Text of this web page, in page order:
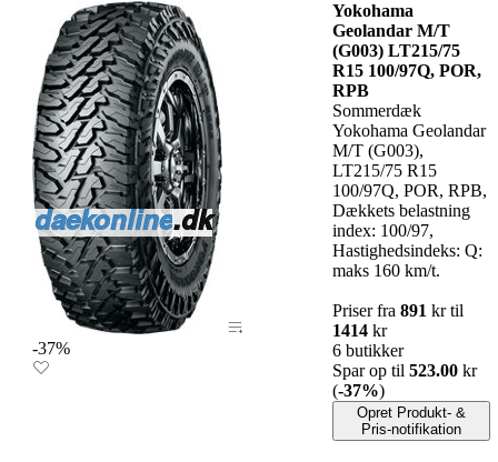
-37%
Yokohama
Geolandar M/T
(G003) LT215/75
R15 100/97Q, POR,
RPB
Sommerdæk
Yokohama Geolandar
M/T (G003),
LT215/75 R15
100/97Q, POR, RPB,
Dækkets belastning
index: 100/97,
Hastighedsindeks: Q:
maks 160 km/t.
Priser fra 891 kr til
1414 kr
6 butikker
Spar op til 523.00 kr
(-37%)
Opret Produkt- &
Pris-notifikation